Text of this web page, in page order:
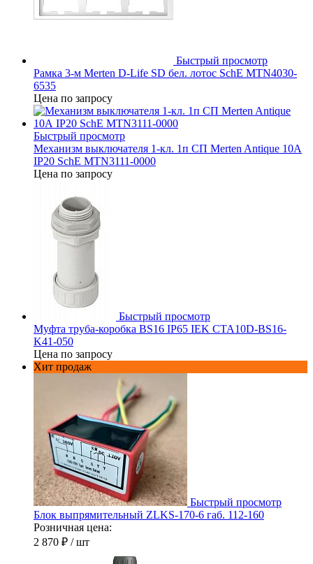
Быстрый просмотр
Рамка 3-м Merten D-Life SD бел. лотос SchE MTN4030-
6535
Цена по запросу
Быстрый просмотр
Механизм выключателя 1-кл. 1п СП Merten Antique 10А
IP20 SchE MTN3111-0000
Цена по запросу
Быстрый просмотр
Муфта труба-коробка BS16 IP65 IEK CTA10D-BS16-
K41-050
Цена по запросу
Хит продаж
Быстрый просмотр
Блок выпрямительный ZLKS-170-6 габ. 112-160
Розничная цена:
2 870 ₽ / шт